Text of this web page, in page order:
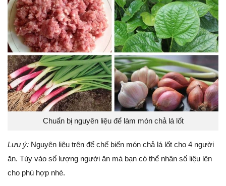
Chuẩn bị nguyên liệu để làm món chả lá lốt
Lưu ý: Nguyên liệu trên để chế biến món chả lá lốt cho 4 người
ăn. Tùy vào số lượng người ăn mà bạn có thể nhân số liệu lên
cho phù hợp nhé.